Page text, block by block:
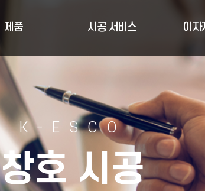
제품 시공 서비스 이자
K-ESCO
창호 시공